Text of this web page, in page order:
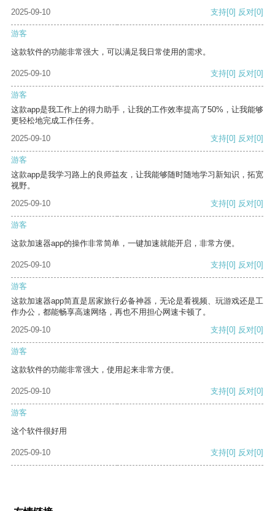
2025-09-10
支持[0] 反对[0]
游客
这款软件的功能非常强大，可以满足我日常使用的需求。
2025-09-10 支持[0] 反对[0]
游客
这款app是我工作上的得力助手，让我的工作效率提高了50%，让我能够
更轻松地完成工作任务。
2025-09-10
支持[0] 反对[0]
游客
这款app是我学习路上的良师益友，让我能够随时随地学习新知识，拓宽
视野。
2025-09-10
支持[0] 反对[0]
游客
这款加速器app的操作非常简单，一键加速就能开启，非常方便。
2025-09-10 支持[0] 反对[0]
游客
这款加速器app简直是居家旅行必备神器，无论是看视频、玩游戏还是工
作办公，都能畅享高速网络，再也不用担心网速卡顿了。
2025-09-10
支持[0] 反对[0]
游客
这款软件的功能非常强大，使用起来非常方便。
2025-09-10 支持[0] 反对[0]
游客
这个软件很好用
2025-09-10 支持[0] 反对[0]